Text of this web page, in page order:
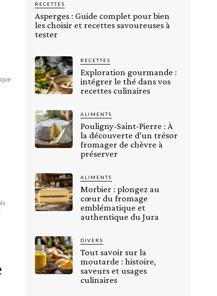
RECETTES
Asperges : Guide complet pour bien
les choisir et recettes savoureuses à
tester
RECETTES
Exploration gourmande :
intégrer le thé dans vos
recettes culinaires
ALIMENTS
Pouligny-Saint-Pierre : À
la découverte d’un trésor
fromager de chèvre à
préserver
ALIMENTS
Morbier : plongez au
cœur du fromage
emblématique et
authentique du Jura
DIVERS
Tout savoir sur la
moutarde : histoire,
saveurs et usages
culinaires